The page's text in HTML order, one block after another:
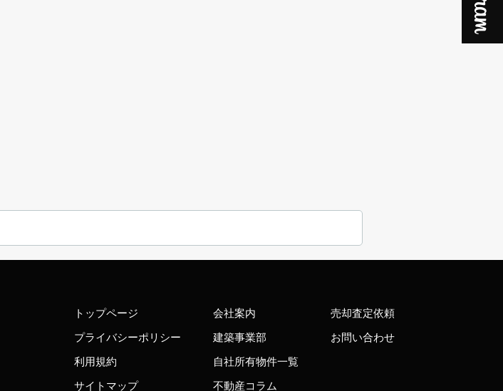
トップページ
プライバシーポリシー
利用規約
サイトマップ
会社案内
建築事業部
自社所有物件一覧
不動産コラム
売却査定依頼
お問い合わせ